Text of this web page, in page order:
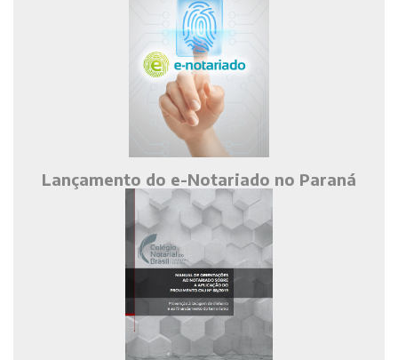
Lançamento do e-Notariado no Paraná